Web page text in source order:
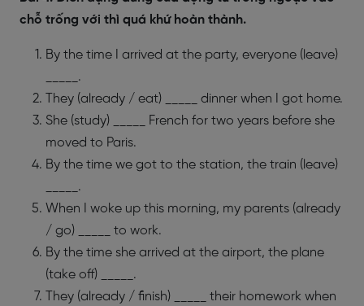
chỗ trống với thì quá khứ hoàn thành.
By the time I arrived at the party, everyone (leave)
_____.
They (already / eat) _____ dinner when I got home.
She (study) _____ French for two years before she
moved to Paris.
By the time we got to the station, the train (leave)
_____.
When I woke up this morning, my parents (already
/ go) _____ to work.
By the time she arrived at the airport, the plane
(take off) _____.
They (already / finish) _____ their homework when